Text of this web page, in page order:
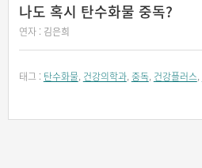
나도 혹시 탄수화물 중독?
연자 : 김은희
태그 : 탄수화물, 건강의학과, 중독, 건강플러스,